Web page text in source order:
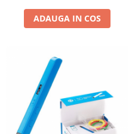
ADAUGA IN COS